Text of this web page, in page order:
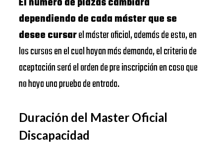
dependiendo de cada máster que se
desee cursarel máster oficial, además de esto, en
los cursos en el cual hayan más demanda, el criterio de
aceptación será el orden de pre inscripción en caso que
no haya una prueba de entrada.
Duración del Master Oficial
Discapacidad